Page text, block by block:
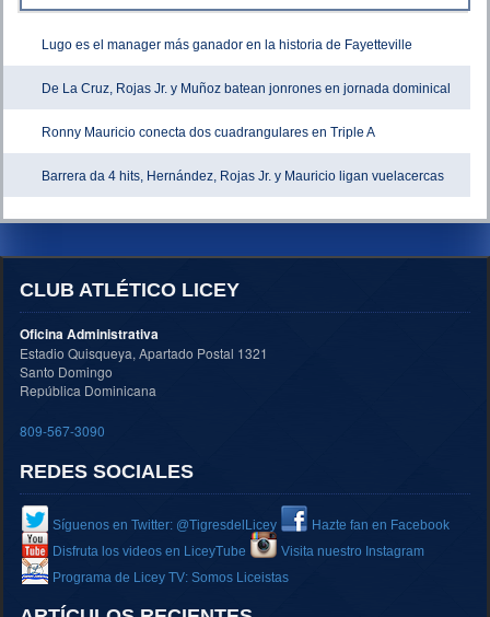
Lugo es el manager más ganador en la historia de Fayetteville
De La Cruz, Rojas Jr. y Muñoz batean jonrones en jornada dominical
Ronny Mauricio conecta dos cuadrangulares en Triple A
Barrera da 4 hits, Hernández, Rojas Jr. y Mauricio ligan vuelacercas
CLUB ATLÉTICO LICEY
Oficina Administrativa
Estadio Quisqueya, Apartado Postal 1321
Santo Domingo
República Dominicana
809-567-3090
REDES SOCIALES
Síguenos en Twitter: @TigresdelLicey
Hazte fan en Facebook
Disfruta los videos en LiceyTube
Visita nuestro Instagram
Programa de Licey TV: Somos Liceistas